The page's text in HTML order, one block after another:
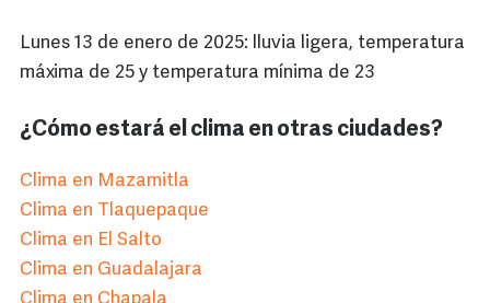
Lunes 13 de enero de 2025: lluvia ligera, temperatura
máxima de 25 y temperatura mínima de 23
¿Cómo estará el clima en otras ciudades?
Clima en Mazamitla
Clima en Tlaquepaque
Clima en El Salto
Clima en Guadalajara